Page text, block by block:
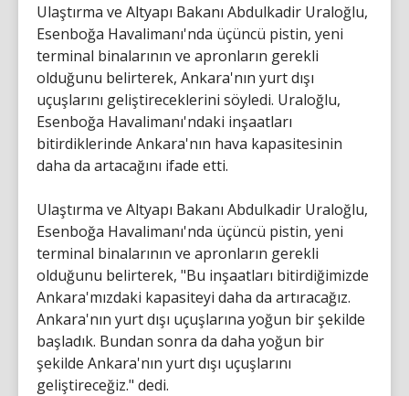
Ulaştırma ve Altyapı Bakanı Abdulkadir Uraloğlu,
Esenboğa Havalimanı'nda üçüncü pistin, yeni
terminal binalarının ve apronların gerekli
olduğunu belirterek, Ankara'nın yurt dışı
uçuşlarını geliştireceklerini söyledi. Uraloğlu,
Esenboğa Havalimanı'ndaki inşaatları
bitirdiklerinde Ankara'nın hava kapasitesinin
daha da artacağını ifade etti.
Ulaştırma ve Altyapı Bakanı Abdulkadir Uraloğlu,
Esenboğa Havalimanı'nda üçüncü pistin, yeni
terminal binalarının ve apronların gerekli
olduğunu belirterek, "Bu inşaatları bitirdiğimizde
Ankara'mızdaki kapasiteyi daha da artıracağız.
Ankara'nın yurt dışı uçuşlarına yoğun bir şekilde
başladık. Bundan sonra da daha yoğun bir
şekilde Ankara'nın yurt dışı uçuşlarını
geliştireceğiz." dedi.